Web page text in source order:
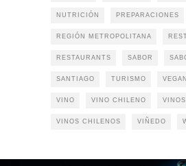
NUTRICIÓN PREPARACIONES
REGIÓN METROPOLITANA
RESTAURANTS SABOR
SANTIAGO TURISMO
VINO VINO CHILENO VINOS
VINOS CHILENOS VIÑEDO